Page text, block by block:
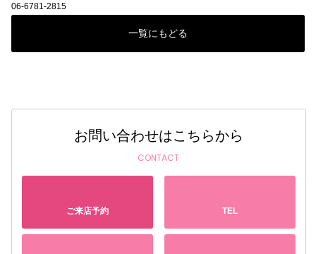
06-6781-2815
一覧にもどる
お問い合わせはこちらから
CONTACT
ご来店予約 TEL